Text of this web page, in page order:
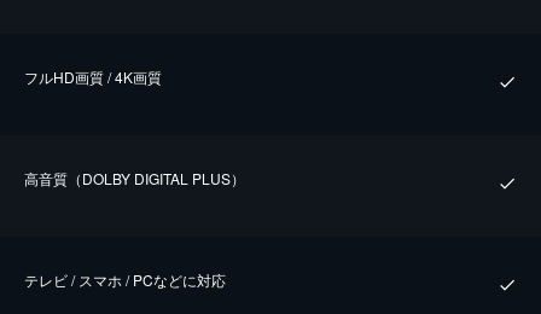
フルHD画質 / 4K画質
⾼⾳質（DOLBY DIGITAL PLUS）
テレビ / スマホ / PCなどに対応